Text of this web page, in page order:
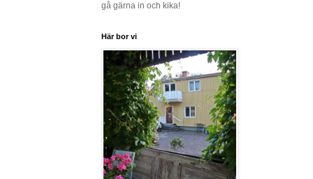
gå gärna in och kika!
Här bor vi